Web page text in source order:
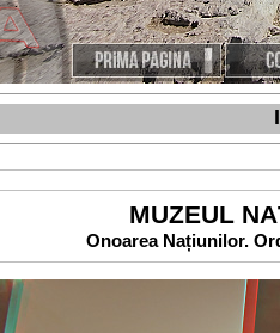
MUZEUL
Onoarea Națiunilor.